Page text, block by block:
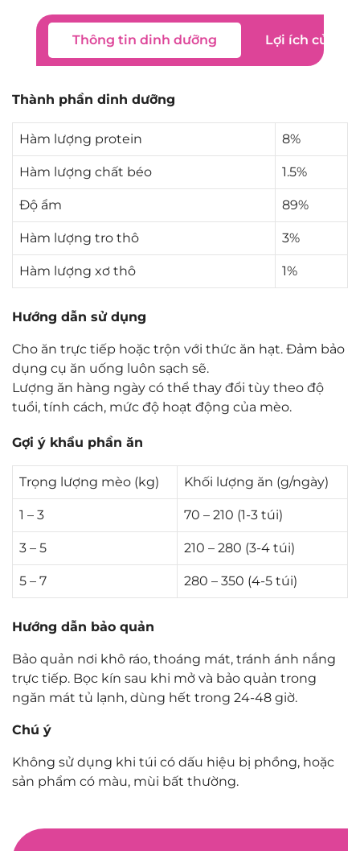
Thông tin dinh dưỡng Lợi ích của
Thành phần dinh dưỡng
Hàm lượng protein 8%
Hàm lượng chất béo 1.5%
Độ ẩm 89%
Hàm lượng tro thô 3%
Hàm lượng xơ thô 1%
Hướng dẫn sử dụng
Cho ăn trực tiếp hoặc trộn với thức ăn hạt. Đảm bảo
dụng cụ ăn uống luôn sạch sẽ.
Lượng ăn hàng ngày có thể thay đổi tùy theo độ
tuổi, tính cách, mức độ hoạt động của mèo.
Gợi ý khẩu phần ăn
Trọng lượng mèo (kg) Khối lượng ăn (g/ngày)
1 – 3 70 – 210 (1-3 túi)
3 – 5 210 – 280 (3-4 túi)
5 – 7 280 – 350 (4-5 túi)
Hướng dẫn bảo quản
Bảo quản nơi khô ráo, thoáng mát, tránh ánh nắng
trực tiếp. Bọc kín sau khi mở và bảo quản trong
ngăn mát tủ lạnh, dùng hết trong 24-48 giờ.
Chú ý
Không sử dụng khi túi có dấu hiệu bị phồng, hoặc
sản phẩm có màu, mùi bất thường.